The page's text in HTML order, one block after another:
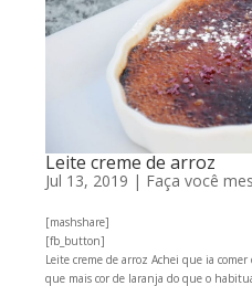
Leite creme de arroz
Jul 13, 2019 | Faça você
[mashshare]
[fb_button]
Leite creme de arroz Achei que ia
que mais cor de laranja do que o